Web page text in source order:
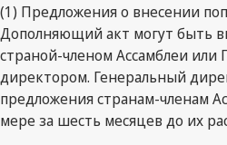
(1) Предложения о внесении
Дополняющий акт могут быть
страной-членом Ассамблеи или
директором. Генеральный
предложения странам-членам
мере за шесть месяцев до их